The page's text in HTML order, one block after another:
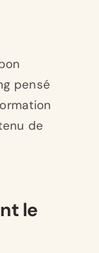
pensé
de
le